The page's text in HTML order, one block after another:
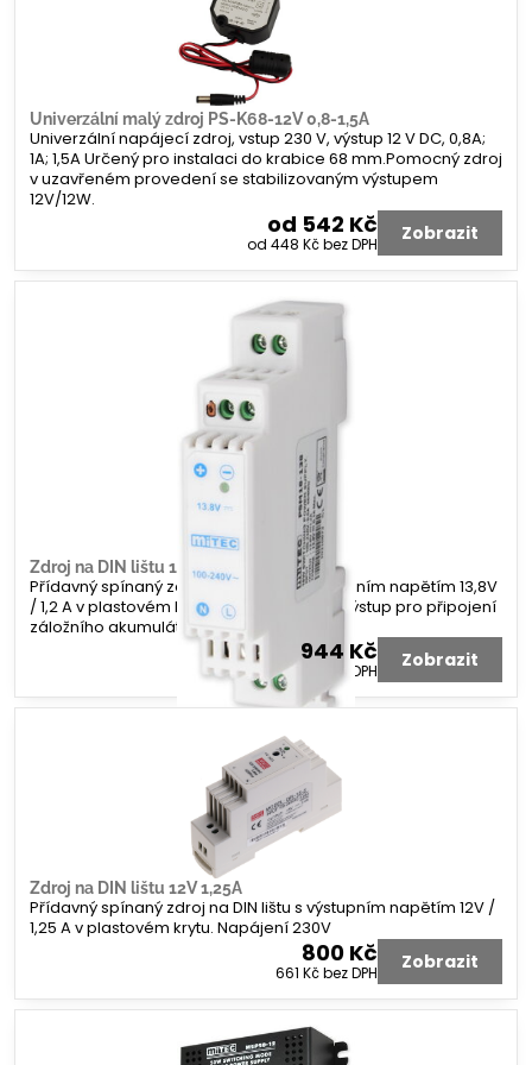
Univerzální malý zdroj PS-K68-12V 0,8-1,5A
Univerzální napájecí zdroj, vstup 230 V, výstup 12 V DC, 0,8A;
1A; 1,5A Určený pro instalaci do krabice 68 mm.Pomocný zdroj
v uzavřeném provedení se stabilizovaným výstupem
12V/12W.
od 542 Kč
od 448 Kčbez DPH Zobrazit
Zdroj na DIN lištu 13V 1A,3Ah +AKU
Přídavný spínaný zdroj na DIN lištu s výstupním napětím 13,8V
/ 1,2 A v plastovém krytu. Napájení 230V. Výstup pro připojení
záložního akumulátoru (0,1A max 1,3 Ah)
944 Kč
780 Kč bez DPH Zobrazit
Zdroj na DIN lištu 12V 1,25A
Přídavný spínaný zdroj na DIN lištu s výstupním napětím 12V /
1,25 A v plastovém krytu. Napájení 230V
800 Kč
661 Kčbez DPH Zobrazit